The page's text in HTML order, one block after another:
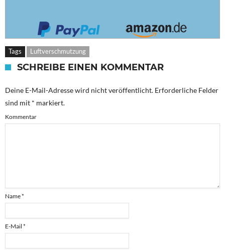
Tags Luftverschmutzung
SCHREIBE EINEN KOMMENTAR
Deine E-Mail-Adresse wird nicht veröffentlicht. Erforderliche Felder
sind mit * markiert.
Kommentar
Name*
E-Mail *